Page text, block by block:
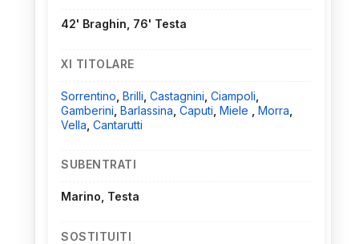
42' Braghin, 76' Testa
XI TITOLARE
Sorrentino Brilli Castagnini Ciampoli
Gamberini Barlassina Caputi Miele Morra
Vella Cantarutti
SUBENTRATI
Marino, Testa
SOSTITUITI